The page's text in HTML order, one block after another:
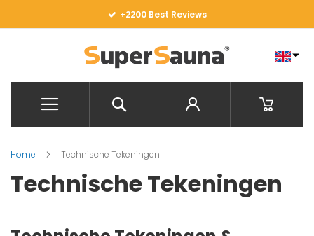
+2200 Best Reviews
My
Home Technische Tekeningen
Technische Tekeningen